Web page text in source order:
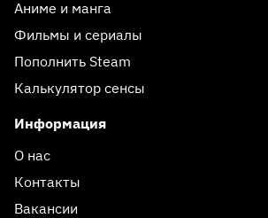
Аниме и манга
Фильмы и сериалы
Пополнить Steam
Калькулятор сенсы
Информация
О нас
Контакты
Вакансии